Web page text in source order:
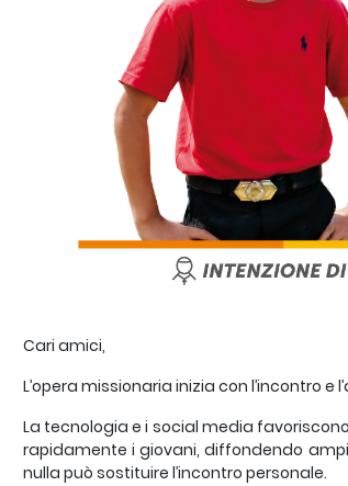
Cari amici,
L’opera missionaria inizia con l’incontro
La tecnologia e i social media
rapidamente i giovani, diffondendo
nulla può sostituire l’incontro personale.